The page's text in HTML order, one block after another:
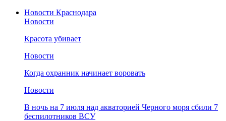
Новости Краснодара
Новости
Красота убивает
Новости
Когда охранник начинает воровать
Новости
В ночь на 7 июля над акваторией Черного моря сбили 7
беспилотников ВСУ